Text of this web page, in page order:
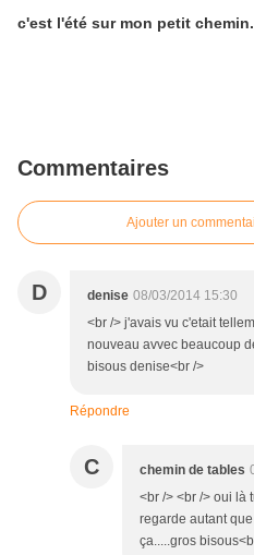
c'est l'été sur mon petit
Commentaires
Ajouter un
D denise 08/03/2014 15:30
<br /> j'avais vu c'etait
nouveau avvec beaucoup
bisous denise<br />
Répondre
C chemin de tables
<br /> <br /> oui là
regarde autant
ça.....gros